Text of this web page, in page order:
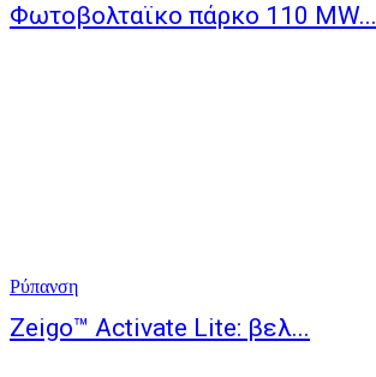
Φωτοβολταϊκo πάρκo 110 MW...
Ρύπανση
Zeigo™ Activate Lite: βελ...